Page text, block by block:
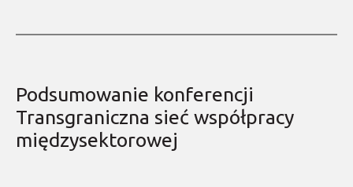
Podsumowanie konferencji
Transgraniczna sieć współpracy
międzysektorowej